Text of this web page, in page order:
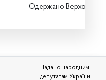
Одержано Верховною
Надано народним
депутатам України